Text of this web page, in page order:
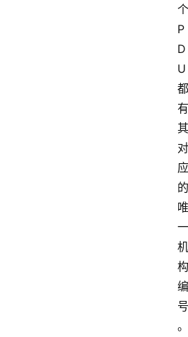
个
P
D
U
都
有
其
对
应
的
唯
一
机
构
编
号
。